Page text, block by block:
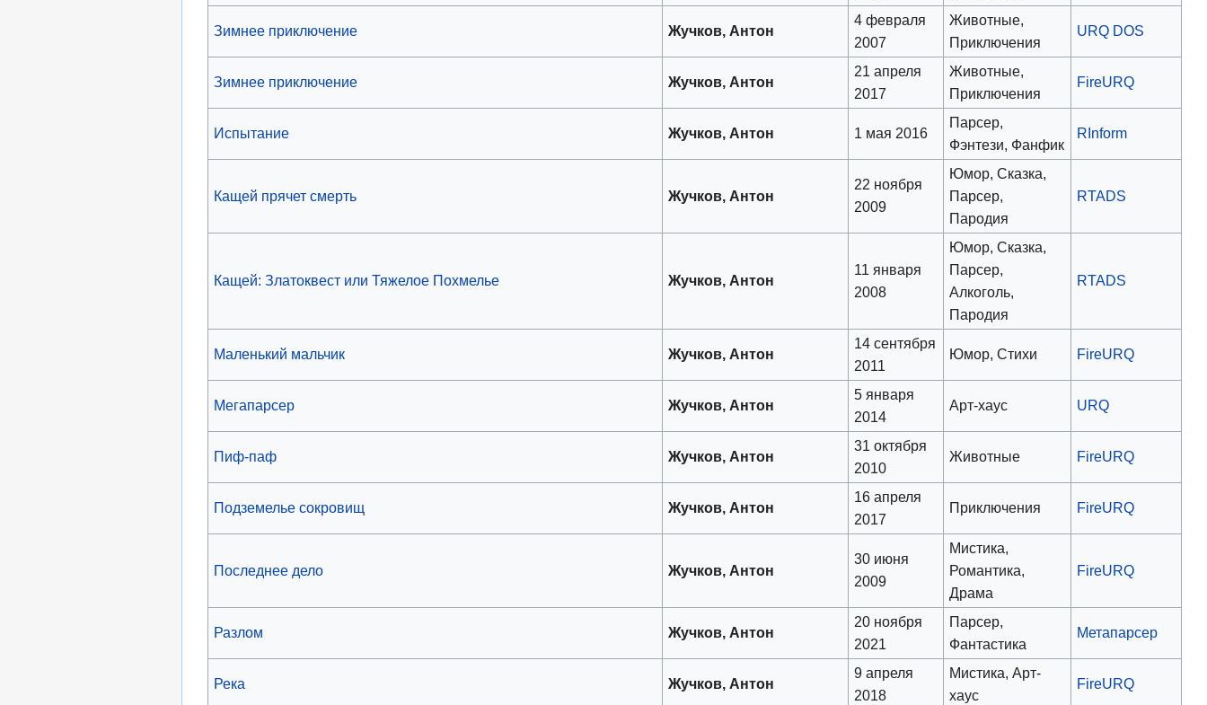
Зимнее приключение Жучков, Антон
4 февраля
2007
Животные,
Приключения
URQ DOS
Зимнее приключение Жучков, Антон
21 апреля
2017
Животные,
Приключения
FireURQ
Испытание Жучков, Антон 1 мая 2016
Парсер,
Фэнтези, Фанфик
RInform
Кащей прячет смерть Жучков, Антон
22 ноября
2009
Юмор, Сказка,
Парсер,
Пародия
RTADS
Кащей: Златоквест или Тяжелое Похмелье Жучков, Антон
11 января
2008
Юмор, Сказка,
Парсер,
Алкоголь,
Пародия
RTADS
Маленький мальчик Жучков, Антон
14 сентября
2011
Юмор, Стихи FireURQ
Мегапарсер Жучков, Антон
5 января
2014
Арт-хаус URQ
Пиф-паф Жучков, Антон
31 октября
2010
Животные FireURQ
Подземелье сокровищ Жучков, Антон
16 апреля
2017
Приключения FireURQ
Последнее дело Жучков, Антон
30 июня
2009
Мистика,
Романтика,
Драма
FireURQ
Разлом Жучков, Антон
20 ноября
2021
Парсер,
Фантастика
Метапарсер
Река Жучков, Антон
9 апреля
2018
Мистика, Арт-
хаус
FireURQ